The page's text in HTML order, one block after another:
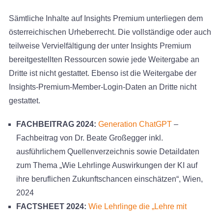
Sämtliche Inhalte auf Insights Premium unterliegen dem
österreichischen Urheberrecht. Die vollständige oder auch
teilweise Vervielfältigung der unter Insights Premium
bereitgestellten Ressourcen sowie jede Weitergabe an
Dritte ist nicht gestattet. Ebenso ist die Weitergabe der
Insights-Premium-Member-Login-Daten an Dritte nicht
gestattet.
FACHBEITRAG 2024: Generation ChatGPT–
Fachbeitrag von Dr. Beate Großegger inkl.
ausführlichem Quellenverzeichnis sowie Detaildaten
zum Thema „Wie Lehrlinge Auswirkungen der KI auf
ihre beruflichen Zukunftschancen einschätzen“, Wien,
2024
FACTSHEET 2024: Wie Lehrlinge die „Lehre mit